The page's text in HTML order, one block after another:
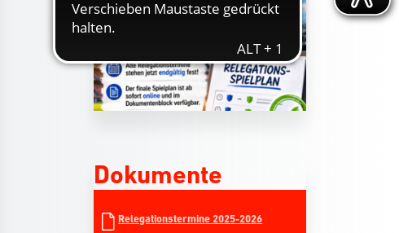
Dokumente
Relegationstermine 2025-2026